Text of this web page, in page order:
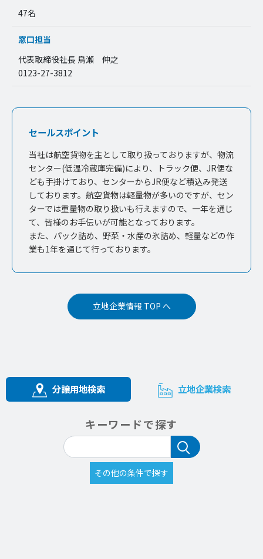
47名
窓口担当
代表取締役社長 鳥瀬 伸之
0123-27-3812
セールスポイント
当社は航空貨物を主として取り扱っておりますが、物流
センター(低温冷蔵庫完備)により、トラック便、JR便な
ども手掛けており、センターからJR便など積込み発送
しております。航空貨物は軽量物が多いのですが、セン
ターでは重量物の取り扱いも行えますので、一年を通じ
て、皆様のお手伝いが可能となっております。
また、パック詰め、野菜・水産の氷詰め、軽量などの作
業も1年を通じて行っております。
立地企業情報 TOP へ
分譲用地検索 立地企業検索
キーワードで探す